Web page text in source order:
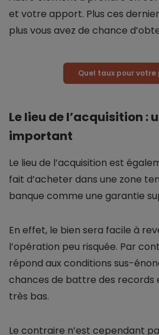
et votre apport. Plus ces
plus vous avez de chance
Quel taux pour votre
Le lieu de l’acquisition :
important
Le lieu de l’acquisition est
fait d’acheter dans une zone
banque comme une garantie
En effet, le bien sera facile à
l’opération peu risquée. Par
répond aux conditions sus-
chances de battre des records
très bas.
Le contraire n’est cependant